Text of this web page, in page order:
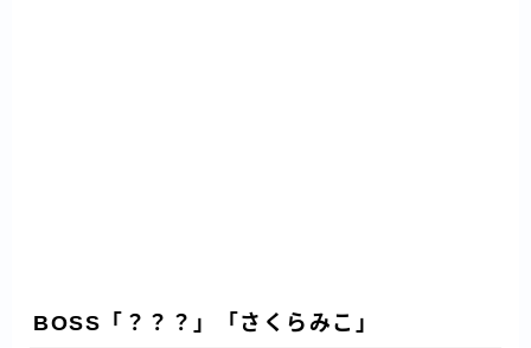
BOSS「？？？」「さくらみこ」